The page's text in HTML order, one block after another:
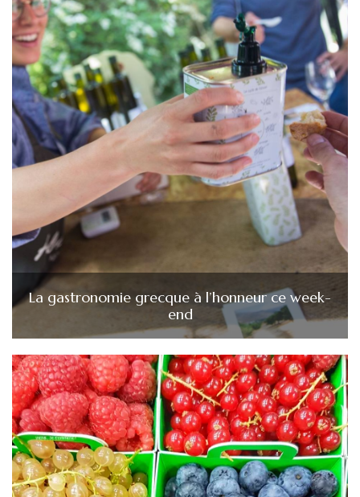
La gastronomie grecque à l’honneur ce week-
end